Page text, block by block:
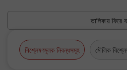
তালিকায় ফিরে
বিশ্লেষণমূলক নিবন্ধসমূহ মৌলিক